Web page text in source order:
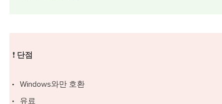
❗ 단점
Windows와만 호환
유료